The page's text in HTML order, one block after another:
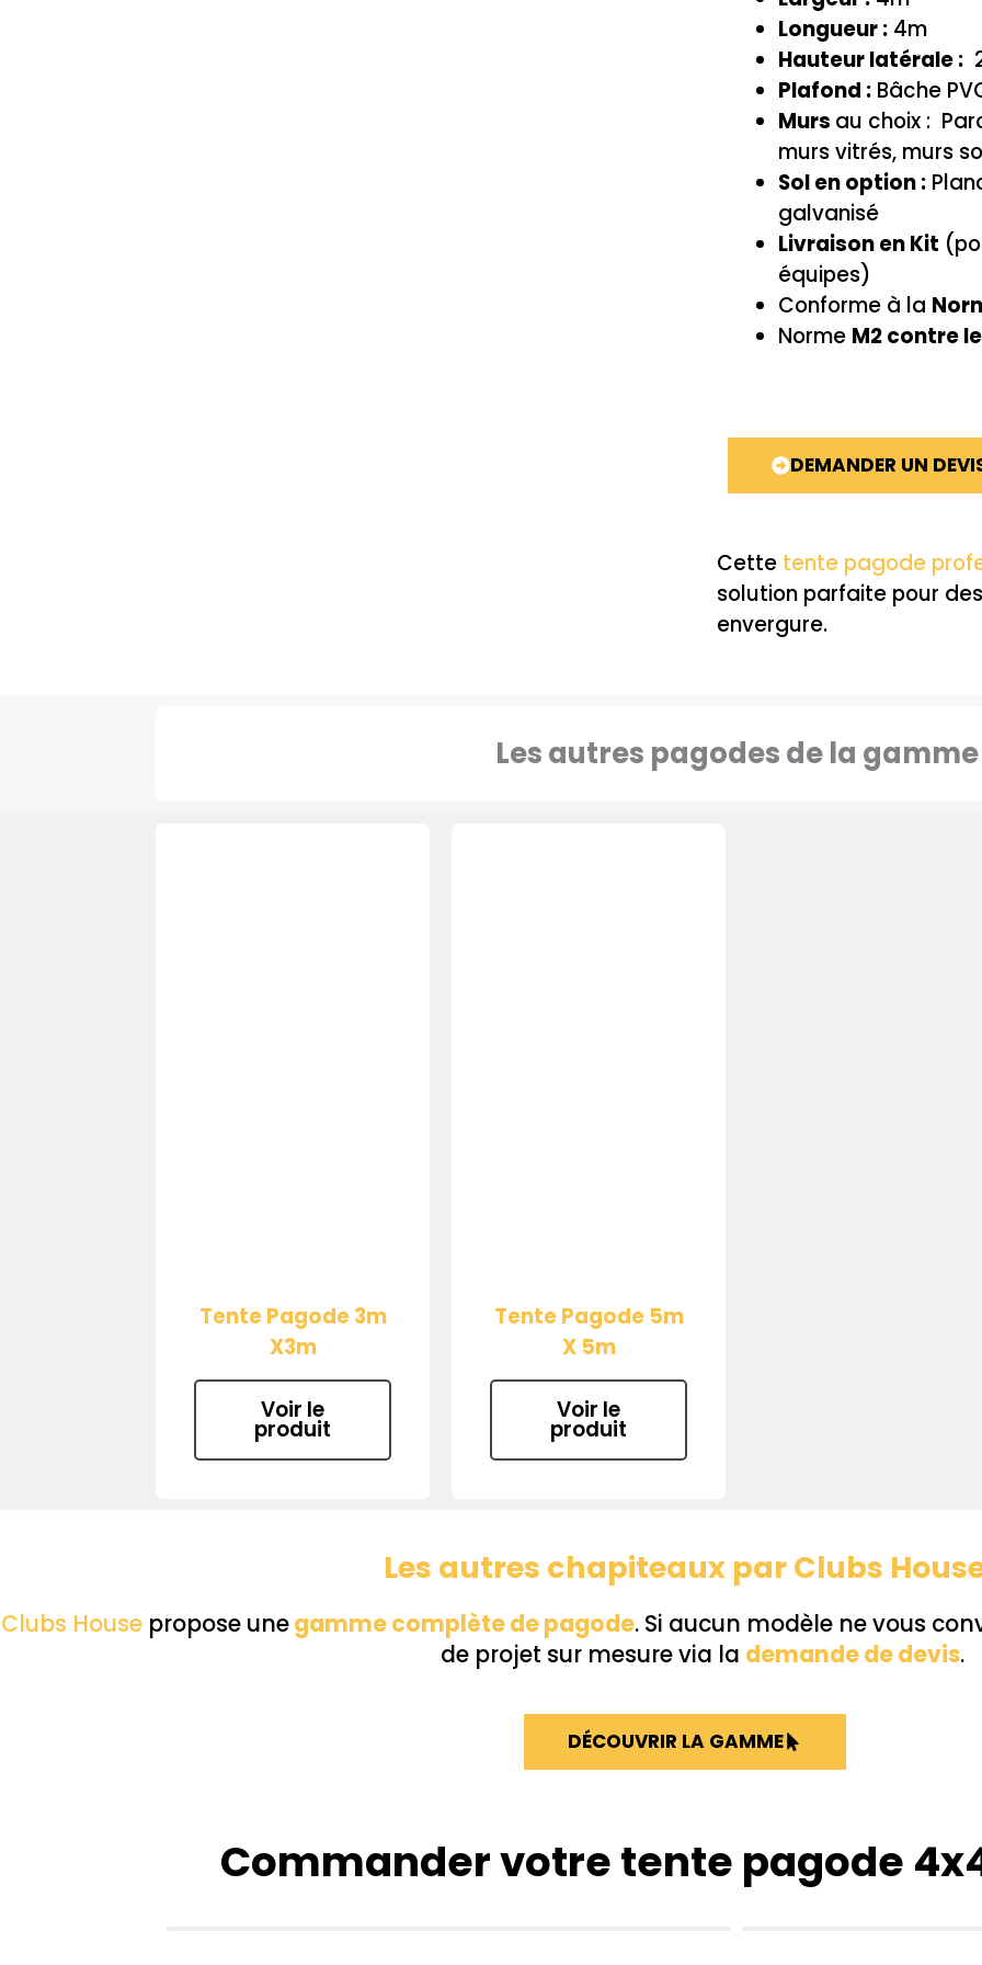
Longueur :4m
Hauteur latérale :
Plafond :Bâche
Murs au choix :
murs vitrés, murs
Sol en option :
galvanisé
Livraison en Kit
équipes)
Conforme à la
Norme M2 contre
DEMANDER UN
Cette tente pagode
solution parfaite pour
envergure.
Les autres pagodes de la gamme
Tente Pagode 3m
X3m
Voir le
produit
Tente Pagode 5m
X 5m
Voir le
produit
Les autres chapiteaux parClubs
Clubs House propose unegamme complète de pagode. Si aucun modèle ne vous
de projet sur mesure via la demande de devis.
DÉCOUVRIR LA GAMME
Commander votre tente pagode